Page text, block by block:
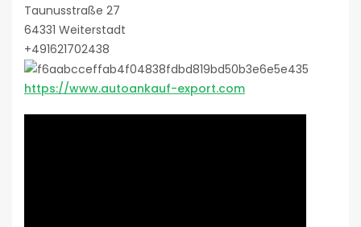
Taunusstraße 27
64331 Weiterstadt
+491621702438
https://www.autoankauf-export.com